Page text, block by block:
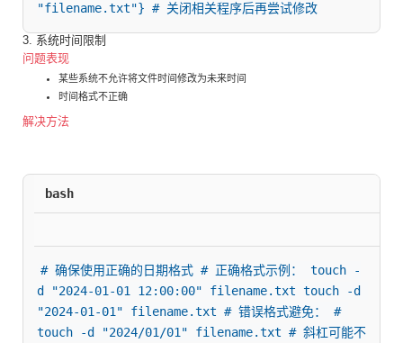
"filename.txt"} # 关闭相关程序后再尝试修改
3. 系统时间限制
问题表现
某些系统不允许将文件时间修改为未来时间
时间格式不正确
解决方法
bash
# 确保使用正确的日期格式 # 正确格式示例： touch -
d "2024-01-01 12:00:00" filename.txt touch -d
"2024-01-01" filename.txt # 错误格式避免： #
touch -d "2024/01/01" filename.txt # 斜杠可能不